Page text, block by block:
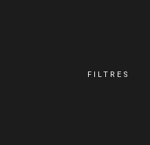
FILTRES